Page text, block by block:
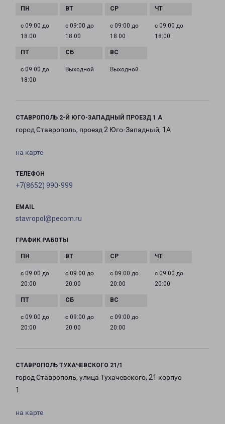
с 09:00 до
18:00
с 09:00 до
18:00
с 09:00 до
18:00
с 09:00 до
18:00
с 09:00 до
18:00
Выходной Выходной
СТАВРОПОЛЬ 2-Й ЮГО-ЗАПАДНЫЙ ПРОЕЗД 1 А
город Ставрополь, проезд 2 Юго-Западный, 1А
на карте
ТЕЛЕФОН
+7(8652) 990-999
EMAIL
stavropol@pecom.ru
ГРАФИК РАБОТЫ
с 09:00 до
20:00
с 09:00 до
20:00
с 09:00 до
20:00
с 09:00 до
20:00
с 09:00 до
20:00
с 09:00 до
20:00
с 09:00 до
20:00
СТАВРОПОЛЬ ТУХАЧЕВСКОГО 21/1
город Ставрополь, улица Тухачевского, 21 корпус
1
на карте